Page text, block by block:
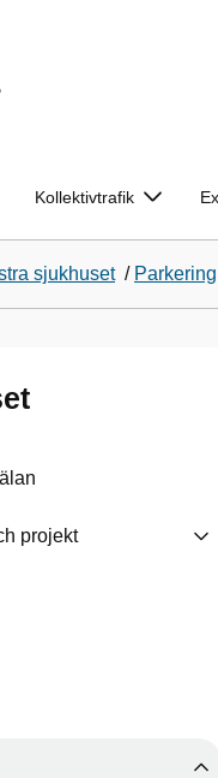
Kollektivtrafik
sjukhuset / Parkering
projekt